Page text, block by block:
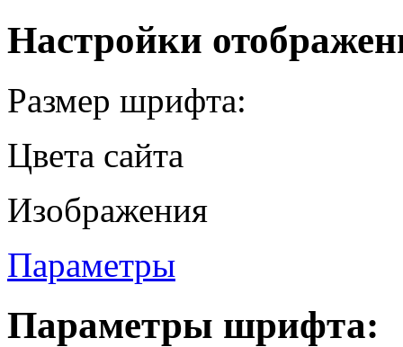
Настройки
Размер шрифта:
Цвета сайта
Изображения
Параметры
Параметры шрифта: